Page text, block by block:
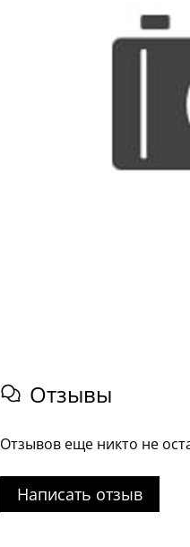
Отзывы
Отзывов еще никто не
Написать отзыв